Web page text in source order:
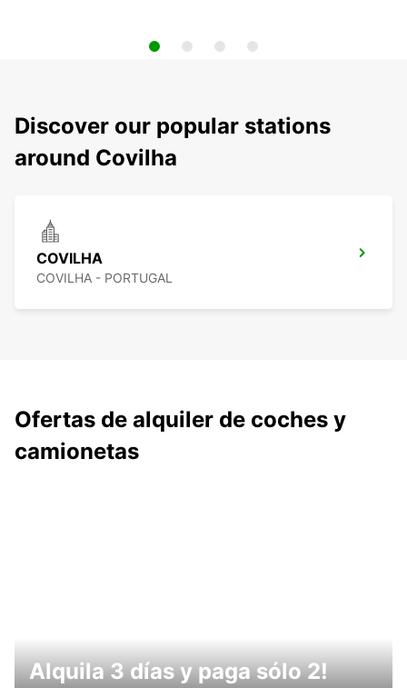
Discover our popular stations
around Covilha
COVILHA
COVILHA - PORTUGAL
Ofertas de alquiler de coches y
camionetas
Alquila 3 días y paga sólo 2!